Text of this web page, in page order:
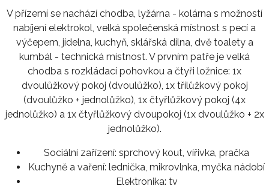
V přízemí se nachází chodba, lyžárna - kolárna s možností
nabíjení elektrokol, velká společenská místnost s pecí a
výčepem, jídelna, kuchyň, sklářská dílna, dvě toalety a
kumbál - technická místnost. V prvním patře je velká
chodba s rozkládací pohovkou a čtyři ložnice: 1x
dvoulůžkový pokoj (dvoulůžko), 1x třílůžkový pokoj
(dvoulůžko + jednolůžko), 1x čtyřlůžkový pokoj (4x
jednolůžko) a 1x čtyřlůžkový dvoupokoj (1x dvoulůžko + 2x
jednolůžko).
Sociální zařízení: sprchový kout, vířivka, pračka
Kuchyně a vaření: lednička, mikrovlnka, myčka nádobí
Elektronika: tv